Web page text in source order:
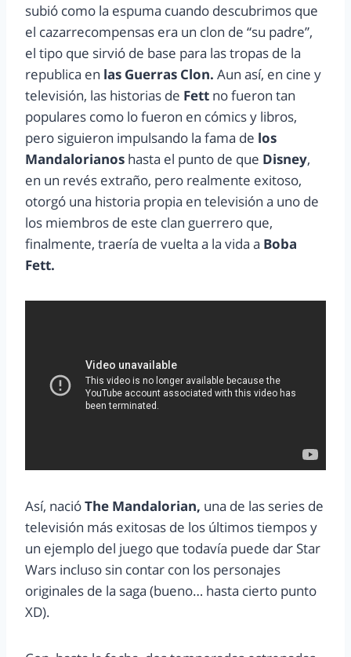
subió como la espuma cuando descubrimos que
el cazarrecompensas era un clon de “su padre”,
el tipo que sirvió de base para las tropas de la
republica en las Guerras Clon. Aun así, en cine y
televisión, las historias de Fett no fueron tan
populares como lo fueron en cómics y libros,
pero siguieron impulsando la fama de los
Mandalorianos hasta el punto de que Disney,
en un revés extraño, pero realmente exitoso,
otorgó una historia propia en televisión a uno de
los miembros de este clan guerrero que,
finalmente, traería de vuelta a la vida a Boba
Fett.
Así, nacióThe Mandalorian, una de las series de
televisión más exitosas de los últimos tiempos y
un ejemplo del juego que todavía puede dar Star
Wars incluso sin contar con los personajes
originales de la saga (bueno… hasta cierto punto
XD).